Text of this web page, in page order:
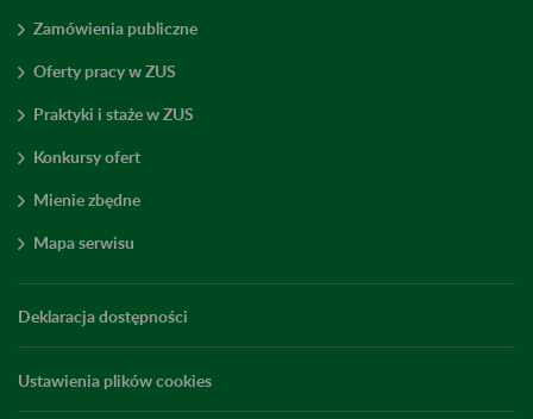
Zamówienia publiczne
Oferty pracy w ZUS
Praktyki i staże w ZUS
Konkursy ofert
Mienie zbędne
Mapa serwisu
Deklaracja dostępności
Ustawienia plików cookies